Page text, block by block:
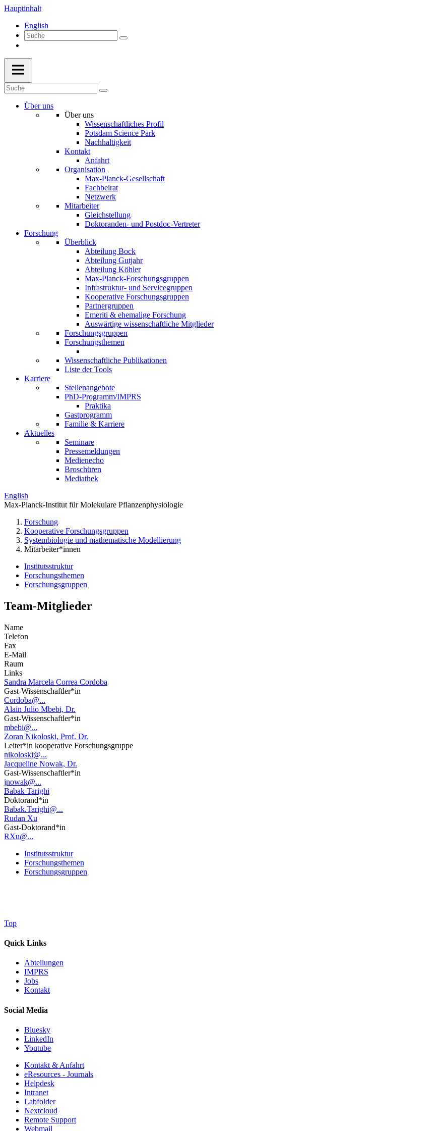
Hauptinhalt
English
Über uns
Über uns
Wissenschaftliches Profil
Potsdam Science Park
Nachhaltigkeit
Kontakt
Anfahrt
Organisation
Max-Planck-Gesellschaft
Fachbeirat
Netzwerk
Mitarbeiter
Gleichstellung
Doktoranden- und Postdoc-Vertreter
Forschung
Überblick
Abteilung Bock
Abteilung Gutjahr
Abteilung Köhler
Max-Planck-Forschungsgruppen
Infrastruktur- und Servicegruppen
Kooperative Forschungsgruppen
Partnergruppen
Emeriti & ehemalige Forschung
Auswärtige wissenschaftliche Mitglieder
Forschungsgruppen
Forschungsthemen
Wissenschaftliche Publikationen
Liste der Tools
Karriere
Stellenangebote
PhD-Programm/IMPRS
Praktika
Gastprogramm
Familie & Karriere
Aktuelles
Seminare
Pressemeldungen
Medienecho
Broschüren
Mediathek
English
Max-Planck-Institut für Molekulare Pflanzenphysiologie
Forschung
Kooperative Forschungsgruppen
Systembiologie und mathematische Modellierung
Mitarbeiter*innen
Institutsstruktur
Forschungsthemen
Forschungsgruppen
Team-Mitglieder
Name
Telefon
Fax
E-Mail
Raum
Links
Sandra Marcela Correa Cordoba
Gast-Wissenschaftler*in
Cordoba@...
Alain Julio Mbebi, Dr.
Gast-Wissenschaftler*in
mbebi@...
Zoran Nikoloski, Prof. Dr.
Leiter*in kooperative Forschungsgruppe
nikoloski@...
Jacqueline Nowak, Dr.
Gast-Wissenschaftler*in
jnowak@...
Babak Tarighi
Doktorand*in
Babak.Tarighi@...
Rudan Xu
Gast-Doktorand*in
RXu@...
Institutsstruktur
Forschungsthemen
Forschungsgruppen
Top
Quick Links
Abteilungen
IMPRS
Jobs
Kontakt
Social Media
Bluesky
LinkedIn
Youtube
Kontakt & Anfahrt
eResources - Journals
Helpdesk
Intranet
Labfolder
Nextcloud
Remote Support
Webmail